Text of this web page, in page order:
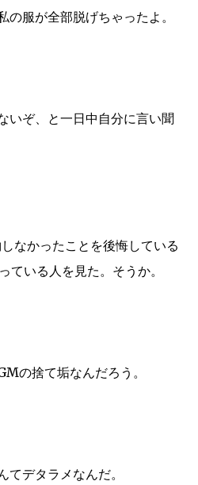
の服が全部脱げちゃったよ。
いぞ、と一日中自分に言い聞
なかったことを後悔している
ている人を見た。そうか。
の捨て垢なんだろう。
てデタラメなんだ。